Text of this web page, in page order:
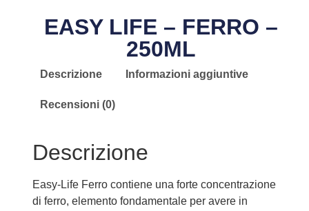
EASY LIFE – FERRO –
250ML
Descrizione Informazioni aggiuntive
Recensioni (0)
Descrizione
Easy-Life Ferro contiene una forte concentrazione
di ferro, elemento fondamentale per avere in